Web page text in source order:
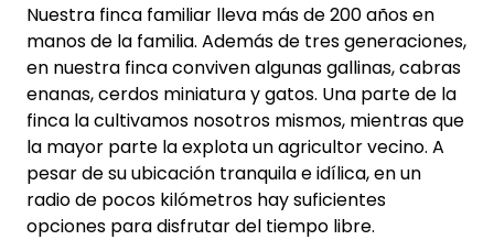
Nuestra finca familiar lleva más de 200 años en
manos de la familia. Además de tres generaciones,
en nuestra finca conviven algunas gallinas, cabras
enanas, cerdos miniatura y gatos. Una parte de la
finca la cultivamos nosotros mismos, mientras que
la mayor parte la explota un agricultor vecino. A
pesar de su ubicación tranquila e idílica, en un
radio de pocos kilómetros hay suficientes
opciones para disfrutar del tiempo libre.